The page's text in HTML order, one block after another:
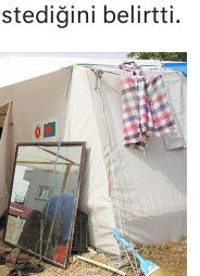
belirtti.